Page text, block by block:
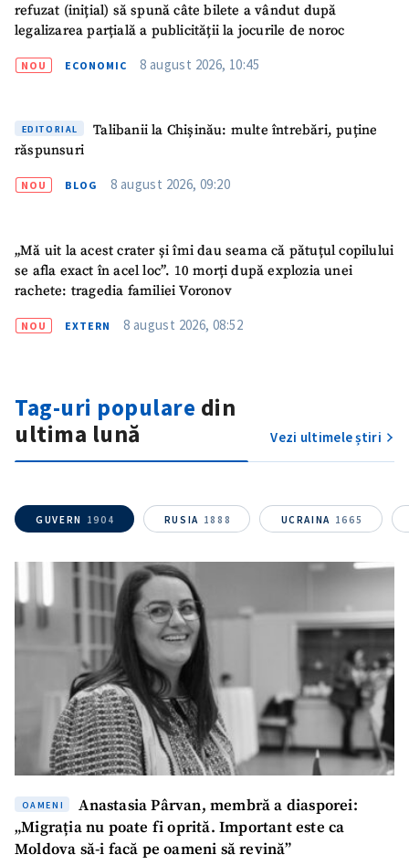
refuzat (inițial) să spună câte bilete a vândut după
legalizarea parțială a publicității la jocurile de noroc
NOU ECONOMIC 8 august 2026, 10:45
EDITORIAL
Talibanii la Chișinău: multe întrebări, puține
răspunsuri
NOU BLOG 8 august 2026, 09:20
„Mă uit la acest crater și îmi dau seama că pătuțul copilului
se afla exact în acel loc”. 10 morți după explozia unei
rachete: tragedia familiei Voronov
NOU EXTERN 8 august 2026, 08:52
Tag-uri populare din
ultima lună
Vezi ultimele știri
GUVERN 1904 RUSIA 1888 UCRAINA 1665
OAMENI
Anastasia Pârvan, membră a diasporei:
„Migrația nu poate fi oprită. Important este ca
Moldova să-i facă pe oameni să revină”
Mesajul știrei
+ Mesajul știrei
CONTACT SURSĂ
+ Numele meu
Email+ Emailul meu
Telefon
+ Telefon personal
TRIMITE ȘTIREA